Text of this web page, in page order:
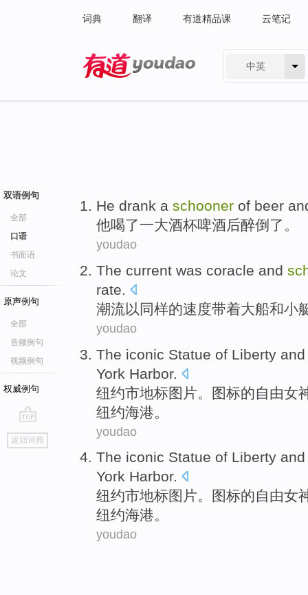
词典 翻译 有道精品课 云笔记
中英
双语例句
全部
口语
书面语
论文
原声例句
全部
音频例句
视频例句
权威例句
go
top
返回词典
He drank a schooner of beer
他喝了一大酒杯啤酒后醉倒了。
youdao
The current was coracle and
rate.
潮流以同样的速度带着大船和小
youdao
The iconic Statue of Liberty and
York Harbor.
纽约市地标图片。图标的自由女
纽约海港。
youdao
The iconic Statue of Liberty and
York Harbor.
纽约市地标图片。图标的自由女
纽约海港。
youdao